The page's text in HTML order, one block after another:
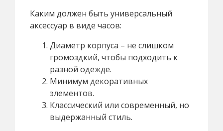
Каким должен быть универсальный
аксессуар в виде часов:
Диаметр корпуса – не слишком
громоздкий, чтобы подходить к
разной одежде.
Минимум декоративных
элементов.
Классический или современный, но
выдержанный стиль.